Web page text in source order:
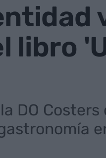
libro
DO